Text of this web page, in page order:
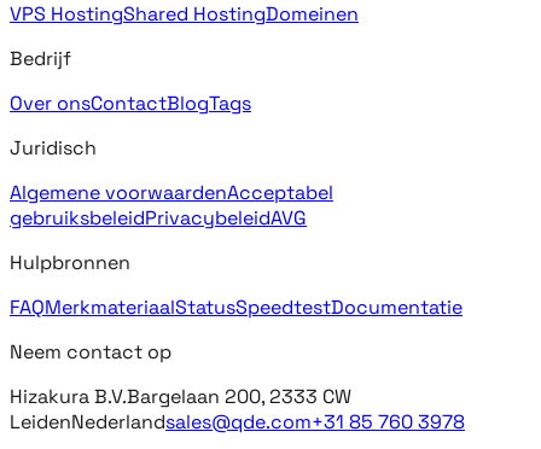
VPS HostingShared HostingDomeinen
Bedrijf
Over onsContactBlogTags
Juridisch
Algemene voorwaardenAcceptabel
gebruiksbeleidPrivacybeleidAVG
Hulpbronnen
FAQMerkmateriaalStatusSpeedtestDocumentatie
Neem contact op
Hizakura B.V.Bargelaan 200, 2333 CW
LeidenNederlandsales@qde.com+31 85 760 3978